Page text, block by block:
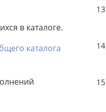
в каталоге.
каталога